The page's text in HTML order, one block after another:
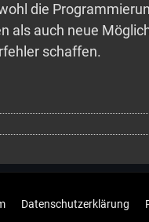
die
als auch neue
schaffen.
Datenschutzerklärung